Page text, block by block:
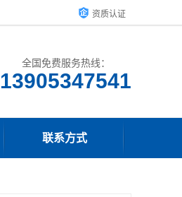
资质认证
全国免费服务热线：
13905347541
联系方式